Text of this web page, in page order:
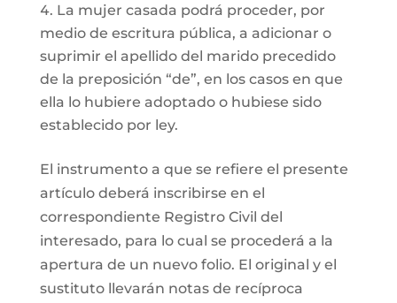
La mujer casada podrá proceder, por
medio de escritura pública, a adicionar o
suprimir el apellido del marido precedido
de la preposición “de”, en los casos en que
ella lo hubiere adoptado o hubiese sido
establecido por ley.
El instrumento a que se refiere el presente
artículo deberá inscribirse en el
correspondiente Registro Civil del
interesado, para lo cual se procederá a la
apertura de un nuevo folio. El original y el
sustituto llevarán notas de recíproca